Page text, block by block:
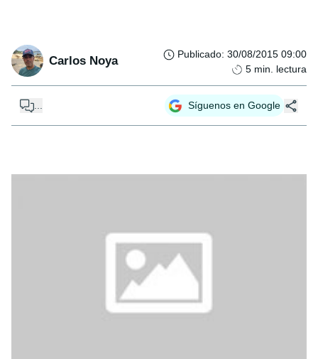
Carlos Noya Publicado: 30/08/2015 09:00
5 min. lectura
... Síguenos en Google